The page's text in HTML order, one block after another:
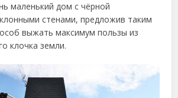
маленький дом с чёрной
стенами, предложив таким
выжать максимум пользы из
клочка земли.